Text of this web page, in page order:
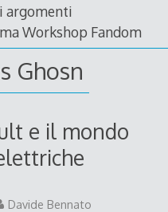
argomenti
Workshop Fandom
Ghosn
e il mondo
Davide Bennato